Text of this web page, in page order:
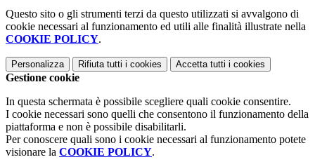
Questo sito o gli strumenti terzi da questo utilizzati si avvalgono di
cookie necessari al funzionamento ed utili alle finalità illustrate nella
COOKIE POLICY.
Personalizza Rifiuta tutti i cookies Accetta tutti i cookies
Gestione cookie
In questa schermata è possibile scegliere quali cookie consentire.
I cookie necessari sono quelli che consentono il funzionamento della
piattaforma e non è possibile disabilitarli.
Per conoscere quali sono i cookie necessari al funzionamento potete
visionare la COOKIE POLICY.